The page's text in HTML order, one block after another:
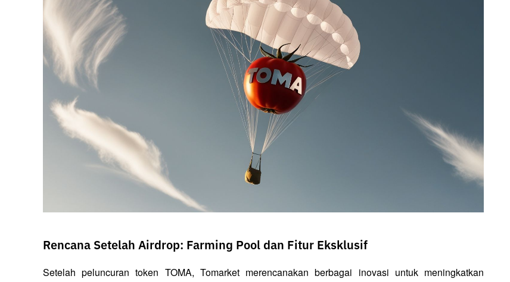
Rencana Setelah Airdrop: Farming Pool dan Fitur Eksklusif
Setelah peluncuran token TOMA, Tomarket merencanakan berbagai inovasi untuk meningkatkan